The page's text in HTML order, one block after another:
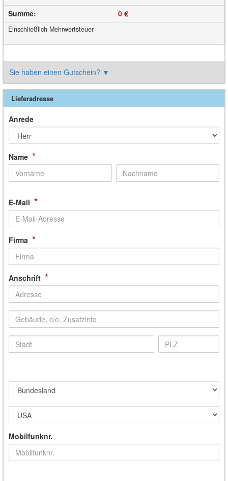
Summe: 0 €
Einschließlich Mehrwertsteuer
Sie haben einen Gutschein? ▼
Lieferadresse
Anrede
Name *
E-Mail *
Firma *
Anschrift *
Mobilfunknr.